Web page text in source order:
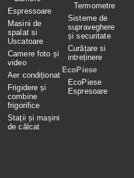
Espressoare
Masini de
spalat si
Uscatoare
Camere foto și
video
Aer condiționat
Frigidere și
combine
frigorifice
Stații și mașini
de călcat
Termometre
Sisteme de
supraveghere
și securitate
Curățare si
intreținere
EcoPiese
EcoPiese
Espresoare